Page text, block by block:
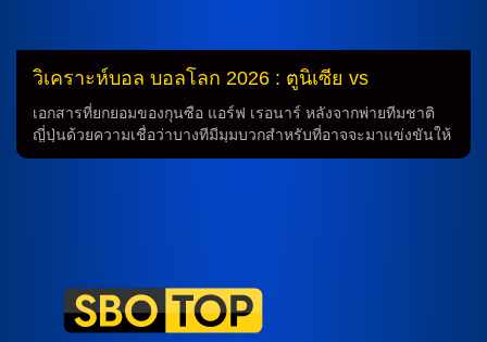
วิเคราะห์บอล บอลโลก 2026 : ตูนิเซีย vs
ฮอลแลนด์
เอกสารที่ยกยอมของกุนซือ แอร์ฟ เรอนาร์ หลังจากพ่ายทีมชาติ
ญี่ปุ่นด้วยความเชื่อว่าบางทีมีมุมบวกสำหรับที่อาจจะมาแข่งขันให้
ดูว่ากลองสองทีมนี้จะเป็นอย่างไรในวันนี้ วิเคราะห์บอล ของ
อาส ซาอ๊าด คอยขึ้นเกมรุกร่วมกับ ฮานนิบาล เมย์บรี และวางตัว
เซบาสเตียน ตูเน็คติ เป็นหัวหอกตัวเป้า ในขณะเดียวกัน ของทาง
ทีมชาติฮอลแลนด์ กุนซือ โรนัลด์ คูมัน ไม่มีรายงานตัวผู้เล่นบาด